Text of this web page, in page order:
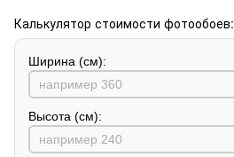
Калькулятор стоимости фотообоев:
Ширина (см):
Высота (см):